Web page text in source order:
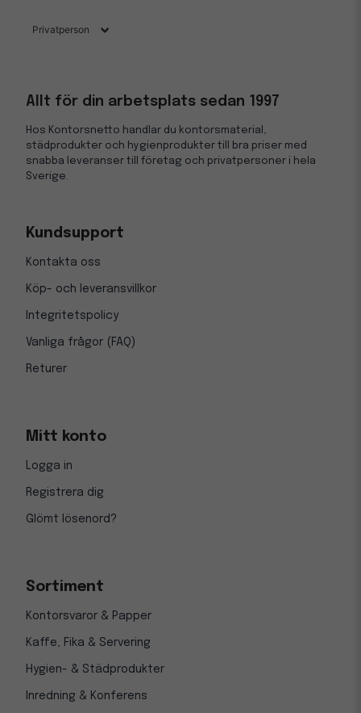
Allt för din arbetsplats sedan 1997
Hos Kontorsnetto handlar du kontorsmaterial,
städprodukter och hygienprodukter till bra priser med
snabba leveranser till företag och privatpersoner i hela
Sverige.
Kundsupport
Kontakta oss
Köp- och leveransvillkor
Integritetspolicy
Vanliga frågor (FAQ)
Returer
Mitt konto
Logga in
Registrera dig
Glömt lösenord?
Sortiment
Kontorsvaror & Papper
Kaffe, Fika & Servering
Hygien- & Städprodukter
Inredning & Konferens